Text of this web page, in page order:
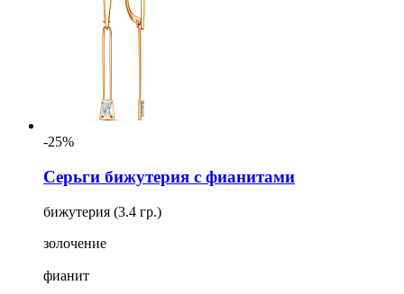
-25%
Серьги бижутерия с фианитами
бижутерия (3.4 гр.)
золочение
фианит